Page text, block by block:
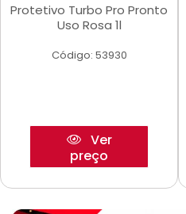
Protetivo Turbo Pro Pronto
Uso Rosa 1l
Código: 53930
Ver
preço